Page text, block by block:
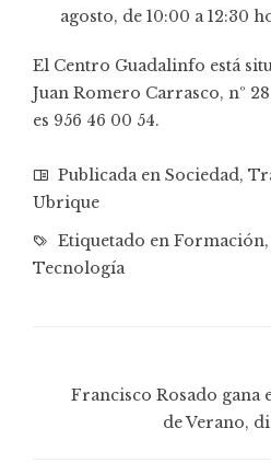
agosto, de 10:00 a 12:30
El Centro Guadalinfo está
Juan Romero Carrasco, nº
es 956 46 00 54.
Publicada en Sociedad,
Ubrique
Etiquetado en Formación,
Tecnología
Francisco Rosado gana
de Verano,